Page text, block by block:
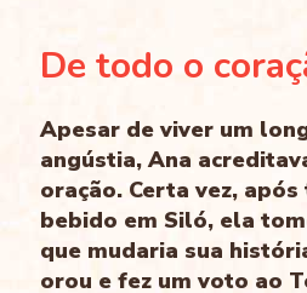
De todo o
Apesar de viver um
angústia, Ana
oração. Certa vez,
bebido em Siló, ela
que mudaria sua
orou e fez um voto ao